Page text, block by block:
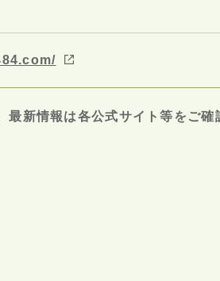
最新情報は各公式サイト等をご確